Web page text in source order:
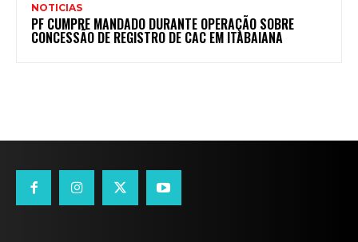
NOTICIAS
PF CUMPRE MANDADO DURANTE OPERAÇÃO SOBRE
CONCESSÃO DE REGISTRO DE CAC EM ITABAIANA